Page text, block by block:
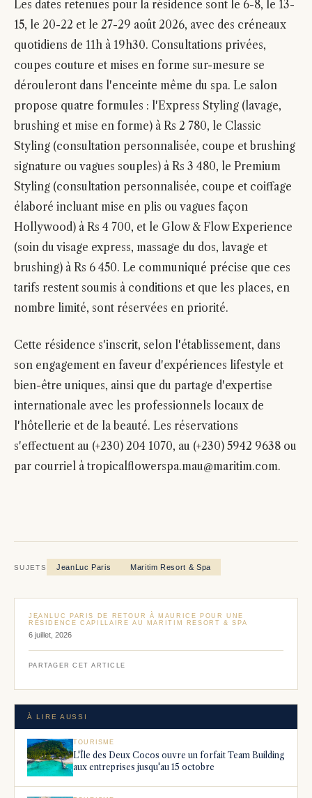
Les dates retenues pour la résidence sont le 6-8, le 13-
15, le 20-22 et le 27-29 août 2026, avec des créneaux
quotidiens de 11h à 19h30. Consultations privées,
coupes couture et mises en forme sur-mesure se
dérouleront dans l'enceinte même du spa. Le salon
propose quatre formules : l'Express Styling (lavage,
brushing et mise en forme) à Rs 2 780, le Classic
Styling (consultation personnalisée, coupe et brushing
signature ou vagues souples) à Rs 3 480, le Premium
Styling (consultation personnalisée, coupe et coiffage
élaboré incluant mise en plis ou vagues façon
Hollywood) à Rs 4 700, et le Glow & Flow Experience
(soin du visage express, massage du dos, lavage et
brushing) à Rs 6 450. Le communiqué précise que ces
tarifs restent soumis à conditions et que les places, en
nombre limité, sont réservées en priorité.
Cette résidence s'inscrit, selon l'établissement, dans
son engagement en faveur d'expériences lifestyle et
bien-être uniques, ainsi que du partage d'expertise
internationale avec les professionnels locaux de
l'hôtellerie et de la beauté. Les réservations
s'effectuent au (+230) 204 1070, au (+230) 5942 9638 ou
par courriel à tropicalflowerspa.mau@maritim.com.
SUJETS JeanLuc Paris Maritim Resort & Spa
JEANLUC PARIS DE RETOUR À MAURICE POUR UNE
RÉSIDENCE CAPILLAIRE AU MARITIM RESORT & SPA
6 juillet, 2026
PARTAGER CET ARTICLE
À LIRE AUSSI
TOURISME
L'Île des Deux Cocos ouvre un forfait Team Building
aux entreprises jusqu'au 15 octobre